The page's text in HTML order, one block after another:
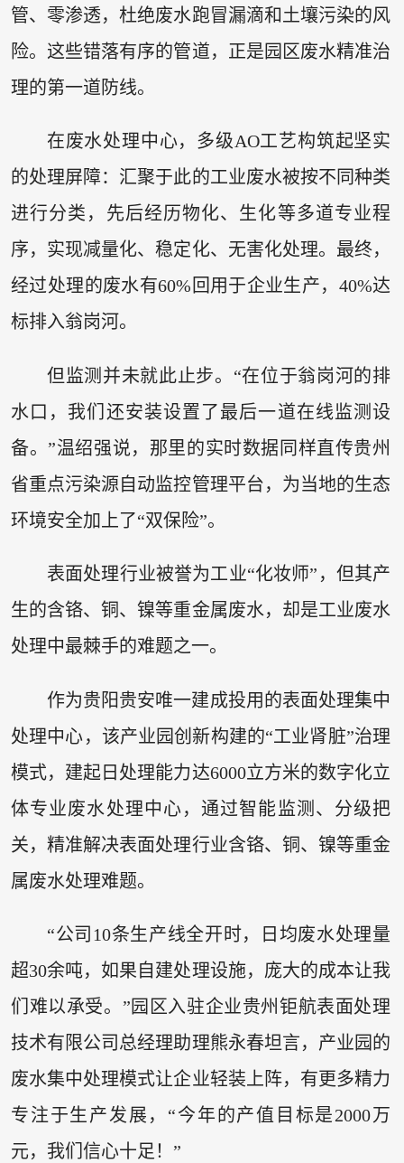
管、零渗透，杜绝废水跑冒漏滴和土壤污染的风
险。这些错落有序的管道，正是园区废水精准治
理的第一道防线。
在废水处理中心，多级AO工艺构筑起坚实
的处理屏障：汇聚于此的工业废水被按不同种类
进行分类，先后经历物化、生化等多道专业程
序，实现减量化、稳定化、无害化处理。最终，
经过处理的废水有60%回用于企业生产，40%达
标排入翁岗河。
但监测并未就此止步。“在位于翁岗河的排
水口，我们还安装设置了最后一道在线监测设
备。”温绍强说，那里的实时数据同样直传贵州
省重点污染源自动监控管理平台，为当地的生态
环境安全加上了“双保险”。
表面处理行业被誉为工业“化妆师”，但其产
生的含铬、铜、镍等重金属废水，却是工业废水
处理中最棘手的难题之一。
作为贵阳贵安唯一建成投用的表面处理集中
处理中心，该产业园创新构建的“工业肾脏”治理
模式，建起日处理能力达6000立方米的数字化立
体专业废水处理中心，通过智能监测、分级把
关，精准解决表面处理行业含铬、铜、镍等重金
属废水处理难题。
“公司10条生产线全开时，日均废水处理量
超30余吨，如果自建处理设施，庞大的成本让我
们难以承受。”园区入驻企业贵州钜航表面处理
技术有限公司总经理助理熊永春坦言，产业园的
废水集中处理模式让企业轻装上阵，有更多精力
专注于生产发展，“今年的产值目标是2000万
元，我们信心十足！”